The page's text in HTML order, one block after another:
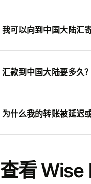
我可以向到中国大陆汇
汇款到中国大陆要多久？
为什么我的转账被延迟
查看 Wise